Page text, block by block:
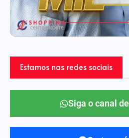
Estamos nas redes sociais
Siga o canal